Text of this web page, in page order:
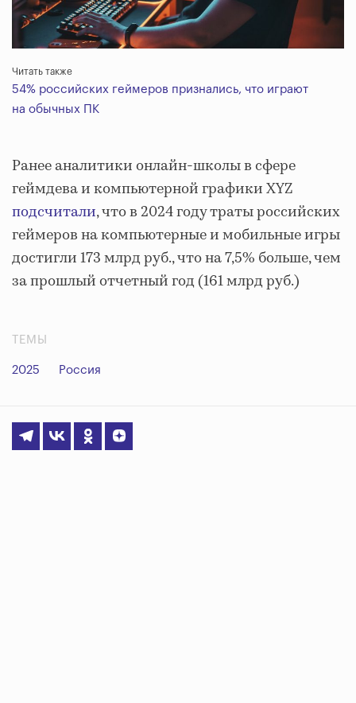
Читать также
54% российских геймеров признались, что играют
на обычных ПК
Ранее аналитики онлайн-школы в сфере
геймдева и компьютерной графики XYZ
подсчитали, что в 2024 году траты российских
геймеров на компьютерные и мобильные игры
достигли 173 млрд руб., что на 7,5% больше, чем
за прошлый отчетный год (161 млрд руб.)
ТЕМЫ
2025 Россия